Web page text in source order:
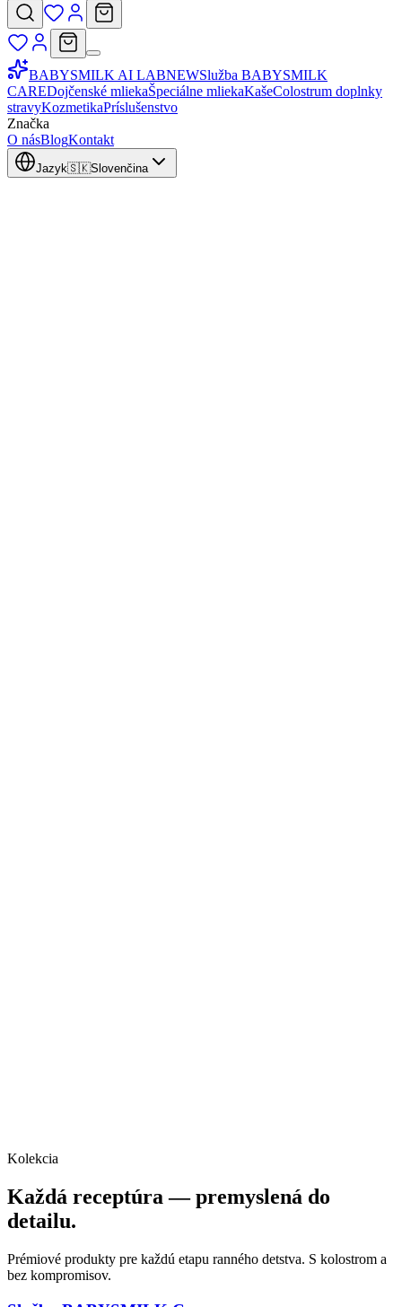
BABYSMILK AI LABNEWSlužba BABYSMILK
CAREDojčenské mliekaŠpeciálne mliekaKašeColostrum doplnky
stravyKozmetikaPríslušenstvo
Značka
O násBlogKontakt
Jazyk🇸🇰Slovenčina
Kolekcia
Každá receptúra — premyslená do
detailu.
Prémiové produkty pre každú etapu ranného detstva. S kolostrom a
bez kompromisov.